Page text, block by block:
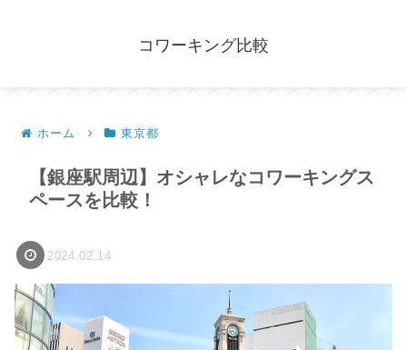
コワーキング比較
ホーム 東京都
【銀座駅周辺】オシャレなコワーキングス
ペースを比較！
2024.02.14